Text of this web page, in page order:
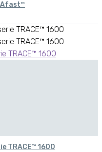
TRACE™ 1600
TRACE™ 1600